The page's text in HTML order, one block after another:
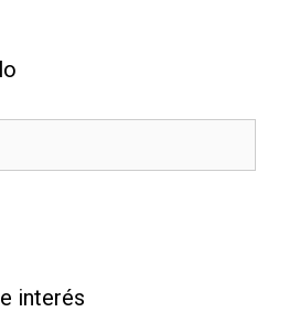
interés